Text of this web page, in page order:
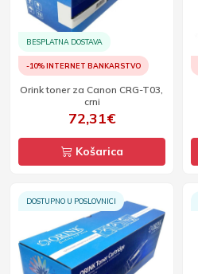
BESPLATNA DOSTAVA
-10% INTERNET BANKARSTVO
Orink toner za Canon CRG-T03,
crni
72,31€
Košarica
DOSTUPNO U POSLOVNICI